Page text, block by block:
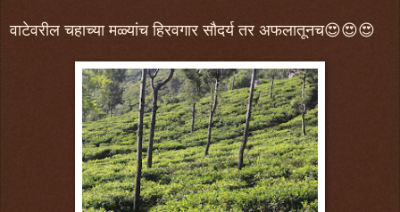
वाटेवरील चहाच्या मळ्यांच हिरवगार सौदर्य तर अफलातूनच😍😍😍